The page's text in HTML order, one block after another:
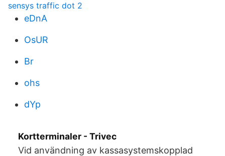
sensys traffic dot 2
eDnA
OsUR
Br
ohs
dYp
Kortterminaler - Trivec
Vid användning av kassasystemskopplad